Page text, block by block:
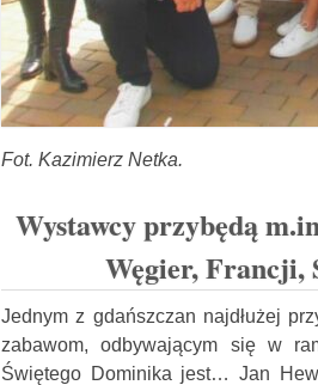
Fot. Kazimierz Netka.
Wystawcy przybędą
Węgier, Francji,
Jednym z gdańszczan najdłużej
zabawom, odbywającym się w
Świętego Dominika jest… Jan